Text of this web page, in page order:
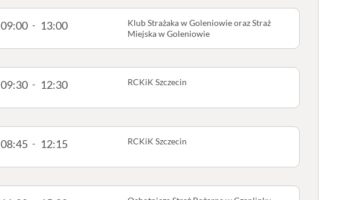
09:00 - 13:00
Klub Strażaka w Goleniowie oraz Straż
Miejska w Goleniowie
09:30 - 12:30 RCKiK Szczecin
08:45 - 12:15 RCKiK Szczecin